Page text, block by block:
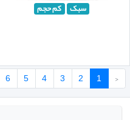
سبک کم حجم
‹
1
2
3
4
5
6